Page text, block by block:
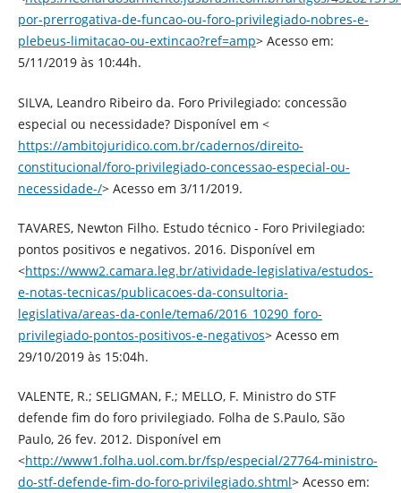
por-prerrogativa-de-funcao-ou-foro-privilegiado-nobres-e-
plebeus-limitacao-ou-extincao?ref=amp> Acesso em:
5/11/2019 às 10:44h.
SILVA, Leandro Ribeiro da. Foro Privilegiado: concessão
especial ou necessidade? Disponível em <
https://ambitojuridico.com.br/cadernos/direito-
constitucional/foro-privilegiado-concessao-especial-ou-
necessidade-/> Acesso em 3/11/2019.
TAVARES, Newton Filho. Estudo técnico - Foro Privilegiado:
pontos positivos e negativos. 2016. Disponível em
<https://www2.camara.leg.br/atividade-legislativa/estudos-
e-notas-tecnicas/publicacoes-da-consultoria-
legislativa/areas-da-conle/tema6/2016_10290_foro-
privilegiado-pontos-positivos-e-negativos> Acesso em
29/10/2019 às 15:04h.
VALENTE, R.; SELIGMAN, F.; MELLO, F. Ministro do STF
defende fim do foro privilegiado. Folha de S.Paulo, São
Paulo, 26 fev. 2012. Disponível em
<http://www1.folha.uol.com.br/fsp/especial/27764-ministro-
do-stf-defende-fim-do-foro-privilegiado.shtml> Acesso em: